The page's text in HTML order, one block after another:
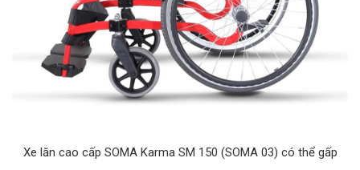
Xe lăn cao cấp SOMA Karma SM 150 (SOMA 03) có thể gấp